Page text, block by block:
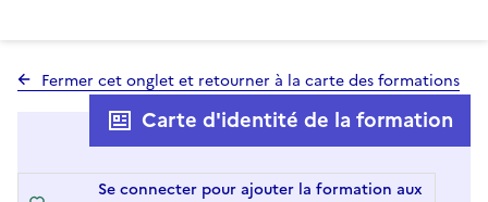
Fermer cet onglet et retourner à la carte des formations
Carte d'identité de la formation
Se connecter pour ajouter la formation aux